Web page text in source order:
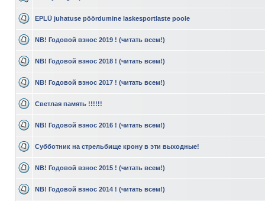
EPLÜ juhatuse pöördumine laskesportlaste poole
NB! Годовой взнос 2019 ! (читать всем!)
NB! Годовой взнос 2018 ! (читать всем!)
NB! Годовой взнос 2017 ! (читать всем!)
Светлая память !!!!!!
NB! Годовой взнос 2016 ! (читать всем!)
Субботник на стрельбище крону в эти выходные!
NB! Годовой взнос 2015 ! (читать всем!)
NB! Годовой взнос 2014 ! (читать всем!)